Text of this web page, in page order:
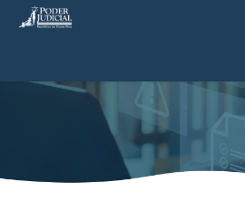
Atención:
Este
accesibilidad.